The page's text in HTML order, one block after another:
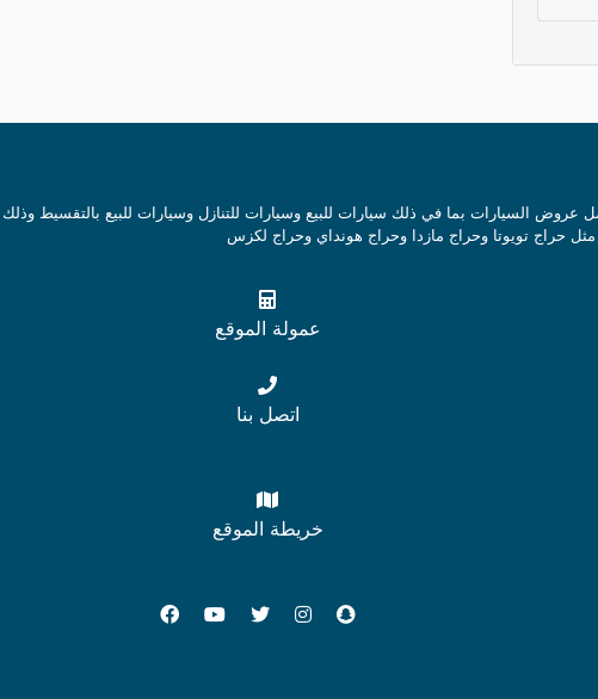
السيارات بما في ذلك سيارات للبيع وسيارات للتنازل وسيارات للبيع بالتقسيط
حراج تويوتا وحراج مازدا وحراج هونداي وحراج لكزس
عمولة الموقع
اتصل بنا
خريطة الموقع